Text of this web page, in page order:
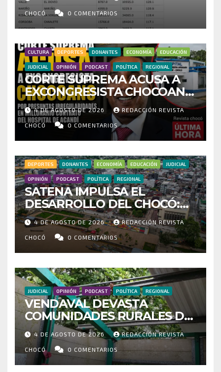
CENSO ELECTORAL Y PIDE
INVESTIGAR PRESUNTO
FRAUDE
CHOCÓ 0 COMENTARIOS
CULTURA DEPORTES DONANTES ECONOMÍA EDUCACIÓN
JUDICIAL OPINIÓN PODCAST POLÍTICA REGIONAL
CORTE SUPREMA ACUSA A
EXCONGRESISTA CHOCOANO
POR PRESUNTAS
IRREGULARIDADES EN
MILLONARIO CONTRATO DEL
HOSPITAL DE ACANDÍ
4 DE AGOSTO DE 2026 REDACCIÓN REVISTA
CHOCÓ 0 COMENTARIOS
DEPORTES DONANTES ECONOMÍA EDUCACIÓN JUDICIAL
OPINIÓN PODCAST POLÍTICA REGIONAL
SATENA IMPULSA EL
DESARROLLO DEL CHOCÓ:
MÁS DE 35 MIL PASAJEROS
MOVILIZADOS Y NUEVAS
RUTAS FORTALECEN LA
CONECTIVIDAD
4 DE AGOSTO DE 2026 REDACCIÓN REVISTA
CHOCÓ 0 COMENTARIOS
JUDICIAL OPINIÓN PODCAST POLÍTICA REGIONAL
VENDAVAL DEVASTA
COMUNIDADES RURALES DE
RIOSUCIO: ESCUELAS,
VIVIENDAS Y CEMENTERIO
ENTRE LOS AFECTADOS
4 DE AGOSTO DE 2026 REDACCIÓN REVISTA
CHOCÓ 0 COMENTARIOS